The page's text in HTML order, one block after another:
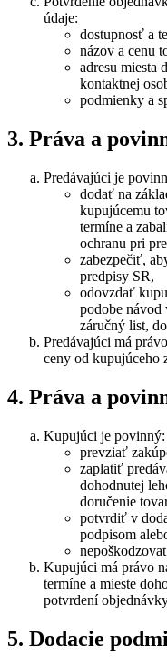
údaje:
dostupnosť a
názov a cenu
adresu miesta
kontaktnej
podmienky a
3. Práva a
Predávajúci je
dodať na
kupujúcemu
termíne a
ochranu pri
zabezpečiť,
predpisy SR,
odovzdať
podobe
záručný list,
Predávajúci má
ceny od kupujúceho
4. Práva a
Kupujúci je povinný:
prevziať
zaplatiť
dohodnutej
doručenie
potvrdiť v
podpisom
Kupujúci má právo
termíne a mieste
potvrdení
5. Dodacie